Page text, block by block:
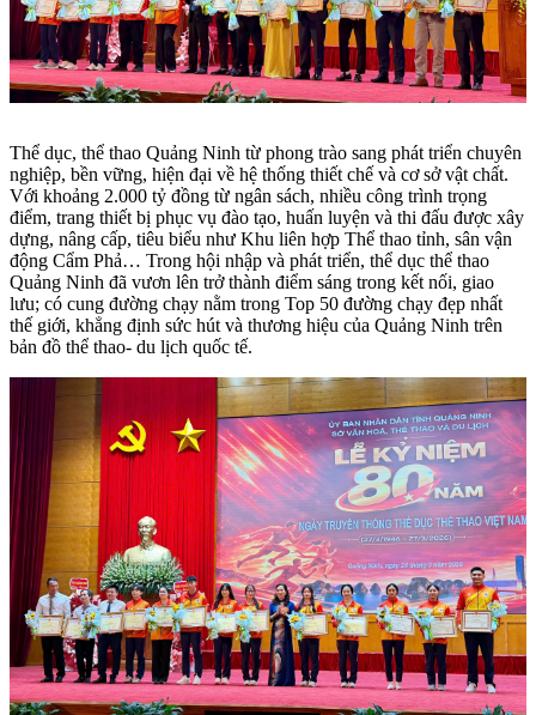
Thể dục, thể thao Quảng Ninh từ phong trào sang phát triển chuyên
nghiệp, bền vững, hiện đại về hệ thống thiết chế và cơ sở vật chất.
Với khoảng 2.000 tỷ đồng từ ngân sách, nhiều công trình trọng
điểm, trang thiết bị phục vụ đào tạo, huấn luyện và thi đấu được xây
dựng, nâng cấp, tiêu biểu như Khu liên hợp Thể thao tỉnh, sân vận
động Cẩm Phả… Trong hội nhập và phát triển, thể dục thể thao
Quảng Ninh đã vươn lên trở thành điểm sáng trong kết nối, giao
lưu; có cung đường chạy nằm trong Top 50 đường chạy đẹp nhất
thế giới, khẳng định sức hút và thương hiệu của Quảng Ninh trên
bản đồ thể thao- du lịch quốc tế.